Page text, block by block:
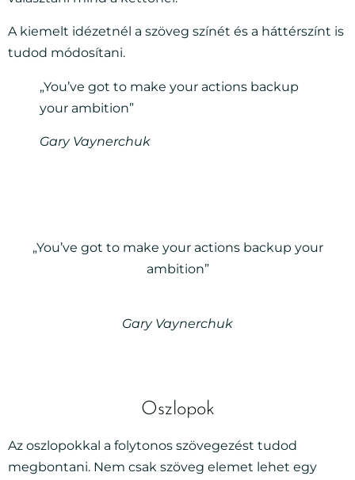
A kiemelt idézetnél a szöveg színét és a háttérszínt is
tudod módosítani.
„You’ve got to make your actions backup
your ambition”
Gary Vaynerchuk
„You’ve got to make your actions backup your
ambition”
Gary Vaynerchuk
Oszlopok
Az oszlopokkal a folytonos szövegezést tudod
megbontani. Nem csak szöveg elemet lehet egy